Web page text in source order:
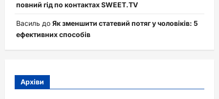
повний гід по контактах SWEET.TV
Василь до Як зменшити статевий потяг у чоловіків: 5
ефективних способів
Архіви